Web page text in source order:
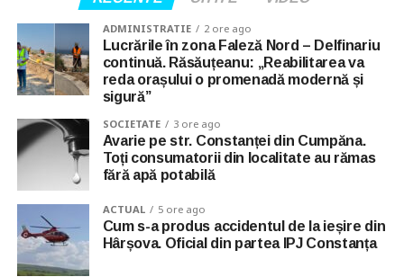
ADMINISTRATIE 2 ore ago
Lucrările în zona Faleză Nord – Delfinariu
continuă. Răsăuțeanu: „Reabilitarea va
reda orașului o promenadă modernă și
sigură”
SOCIETATE 3 ore ago
Avarie pe str. Constanței din Cumpăna.
Toți consumatorii din localitate au rămas
fără apă potabilă
ACTUAL 5 ore ago
Cum s-a produs accidentul de la ieșire din
Hârșova. Oficial din partea IPJ Constanța